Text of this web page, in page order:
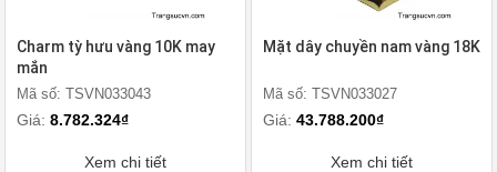
Charm tỳ hưu vàng 10K may
mắn
Mã số: TSVN033043
Giá: 8.782.324₫
Xem chi tiết
Mặt dây chuyền nam vàng 18K
Mã số: TSVN033027
Giá: 43.788.200₫
Xem chi tiết